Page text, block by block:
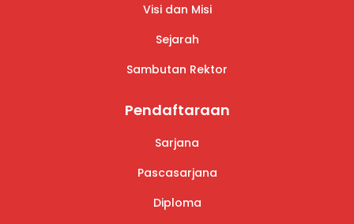
Visi dan Misi
Sejarah
Sambutan Rektor
Pendaftaraan
Sarjana
Pascasarjana
Diploma